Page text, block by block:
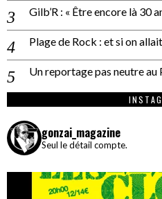
Gilb’R : « Être encore là 30
Plage de Rock : et si on
Un reportage pas neutre au
gonzai_magazine
Seul le détail compte.